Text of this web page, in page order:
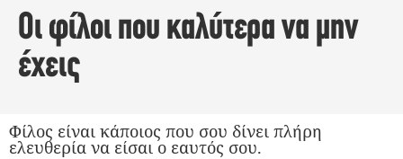
Οι φίλοι που καλύτερα να μην
έχεις
Φίλος είναι κάποιος που σου δίνει πλήρη
ελευθερία να είσαι ο εαυτός σου.